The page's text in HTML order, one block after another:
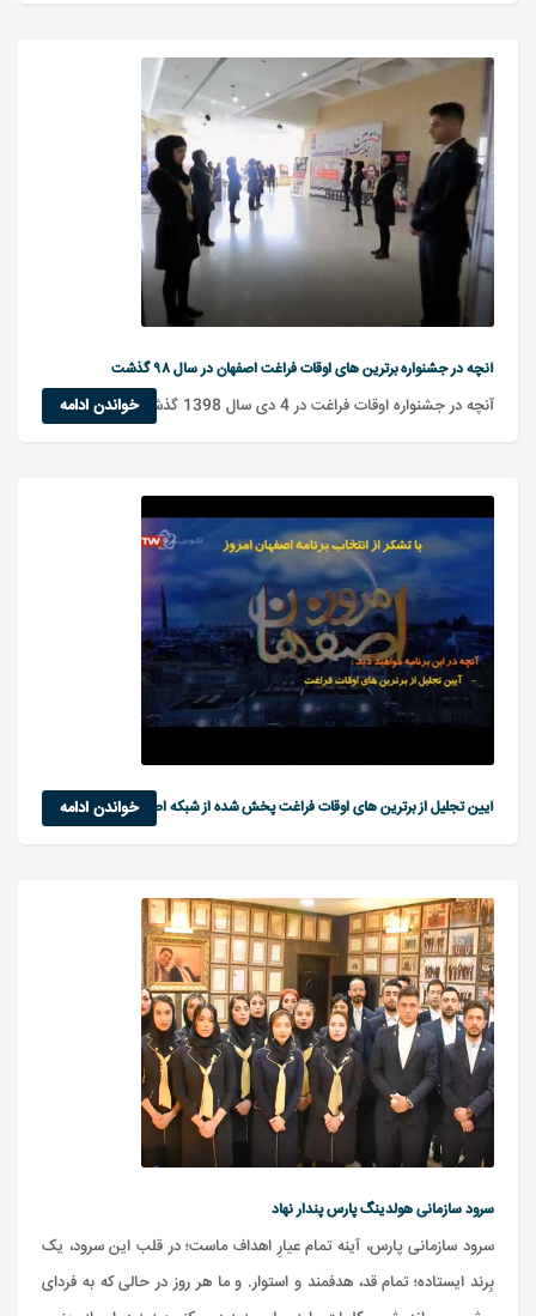
آنچه در جشنواره برترین های اوقات فراغت اصفهان در سال ۹۸ گذشت
آنچه در جشنواره اوقات فراغت در 4 دی سال 1398 گذشت خواندن ادامه
آیین تجلیل از برترین های اوقات فراغت پخش شده از شبکه اصفهانخواندن ادامه
سرود سازمانی هولدینگ پارس پندار نهاد
سرود سازمانی پارس، آینه تمام عیارِ اهداف ماست؛ در قلب این سرود، یک
بِرند ایستاده؛ تمام قد، هدفمند و استوار. و ما هر روز در حالی که به فردای